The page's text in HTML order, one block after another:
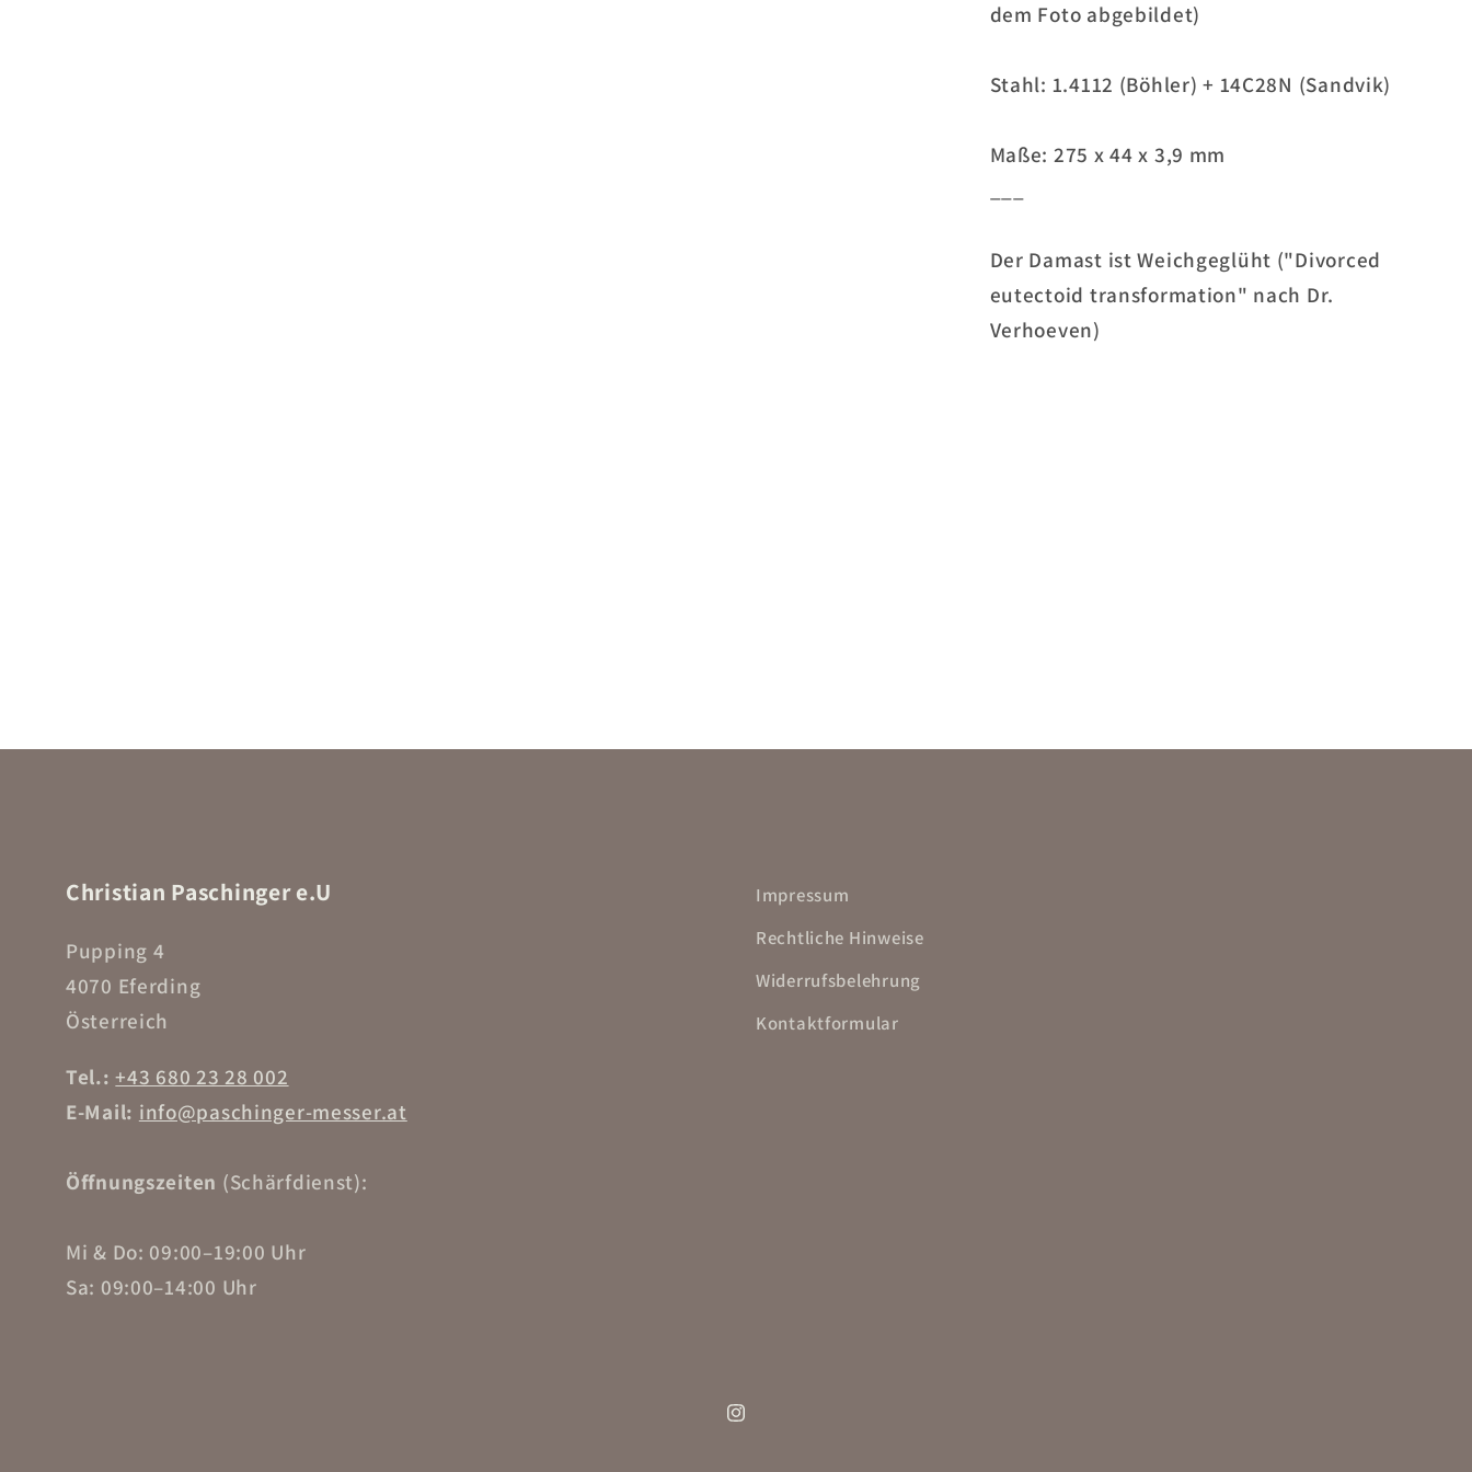
100
rostfrei
100
rostfrei
dem Foto abgebildet)
Stahl: 1.4112 (Böhler) + 14C28N (Sandvik)
Maße: 275 x 44 x 3,9 mm
Der Damast ist Weichgeglüht ("Divorced
eutectoid transformation" nach Dr.
Verhoeven)
Christian Paschinger e.U
Pupping 4
4070 Eferding
Österreich
Tel.: +43 680 23 28 002
E-Mail: info@paschinger-messer.at
Öffnungszeiten (Schärfdienst):
Mi & Do: 09:00–19:00 Uhr
Sa: 09:00–14:00 Uhr
Impressum
Rechtliche Hinweise
Widerrufsbelehrung
Kontaktformular
Instagram